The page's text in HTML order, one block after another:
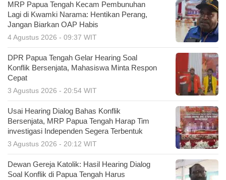
MRP Papua Tengah Kecam Pembunuhan
Lagi di Kwamki Narama: Hentikan Perang,
Jangan Biarkan OAP Habis
4 Agustus 2026 - 09:37 WIT
DPR Papua Tengah Gelar Hearing Soal
Konflik Bersenjata, Mahasiswa Minta Respon
Cepat
3 Agustus 2026 - 20:54 WIT
Usai Hearing Dialog Bahas Konflik
Bersenjata, MRP Papua Tengah Harap Tim
investigasi Independen Segera Terbentuk
3 Agustus 2026 - 20:12 WIT
Dewan Gereja Katolik: Hasil Hearing Dialog
Soal Konflik di Papua Tengah Harus